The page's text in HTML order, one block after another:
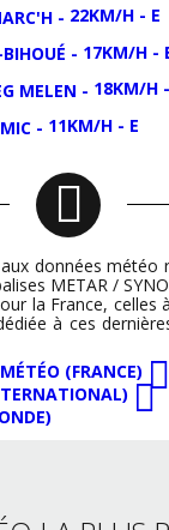
- 22KM/H - E
- 17KM/H -
MELEN - 18KM/H
- 11KM/H - E
données météo
METAR /
la France, celles
à ces
(FRANCE)